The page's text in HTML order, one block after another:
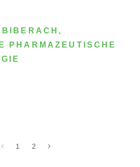
BIBERACH,
PHARMAZEUTISCHE
1 2